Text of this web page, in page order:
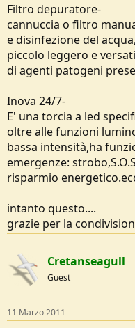
Filtro depuratore-
cannuccia o filtro
e disinfezione del
piccolo leggero e
di agenti patogeni
Inova 24/7-
E' una torcia a led
oltre alle funzioni
bassa intensità,ha
emergenze:
risparmio
intanto questo....
grazie per la
Cretanseagull
Guest
11 Marzo 2011